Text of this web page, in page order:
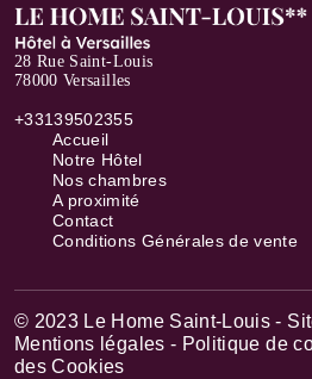
28 Rue Saint-Louis
78000 Versailles
+33139502355
Accueil
Notre Hôtel
Nos chambres
A proximité
Contact
Conditions Générales de vente
© 2023 Le Home Saint-Louis -
Mentions légales - Politique de
des Cookies